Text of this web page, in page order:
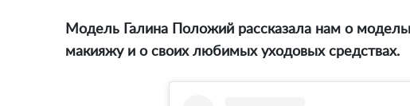
Модель Галина Положий рассказала нам о
макияжу и о своих любимых уходовых средствах.